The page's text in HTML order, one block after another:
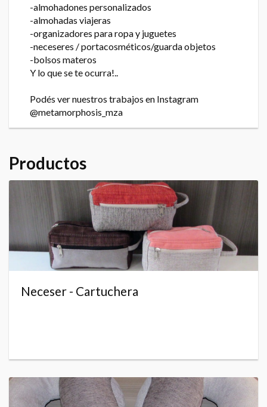
-almohadones personalizados
-almohadas viajeras
-organizadores para ropa y juguetes
-neceseres / portacosméticos/guarda objetos
-bolsos materos
Y lo que se te ocurra!..
Podés ver nuestros trabajos en Instagram
@metamorphosis_mza
Productos
Neceser - Cartuchera